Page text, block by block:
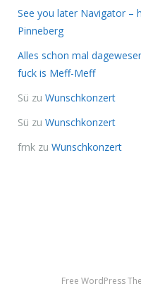
See you later Navigator –
Pinneberg
Alles schon mal
fuck is Meff-Meff
Sü zu Wunschkonzert
Sü zu Wunschkonzert
frnk zu Wunschkonzert
Free WordPress